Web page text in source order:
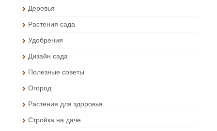
Деревья
Растения сада
Удобрения
Дизайн сада
Полезные советы
Огород
Растения для здоровья
Стройка на даче